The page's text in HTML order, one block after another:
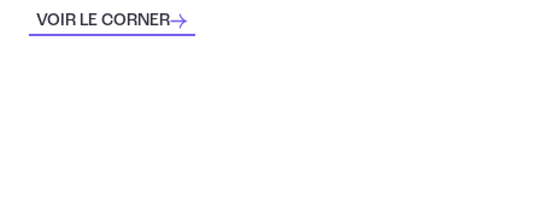
VOIR LE CORNER